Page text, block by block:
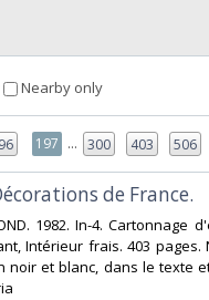
Nearby only
197 ... 300 403 506
de France.‎
1982. In-4.
Intérieur frais. 403
noir et blanc, dans le texte